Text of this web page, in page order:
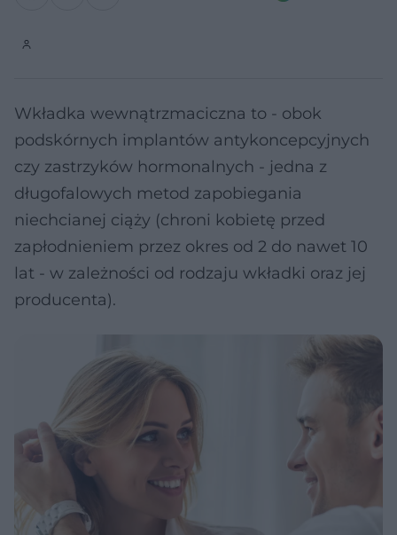
Wkładka wewnątrzmaciczna to - obok
podskórnych implantów antykoncepcyjnych
czy zastrzyków hormonalnych - jedna z
długofalowych metod zapobiegania
niechcianej ciąży (chroni kobietę przed
zapłodnieniem przez okres od 2 do nawet 10
lat - w zależności od rodzaju wkładki oraz jej
producenta).